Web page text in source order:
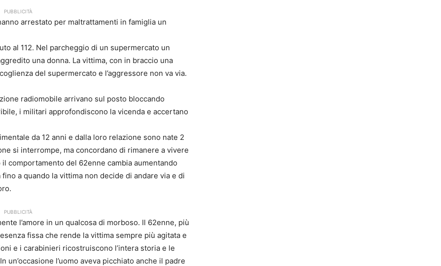
PUBBLICITÀ
arrestato per maltrattamenti in famiglia un
al 112. Nel parcheggio di un supermercato un
una donna. La vittima, con in braccio una
del supermercato e l’aggressore non va via.
radiomobile arrivano sul posto bloccando
i militari approfondiscono la vicenda e accertano
da 12 anni e dalla loro relazione sono nate 2
si interrompe, ma concordano di rimanere a vivere
comportamento del 62enne cambia aumentando
a quando la vittima non decide di andare via e di
PUBBLICITÀ
l’amore in un qualcosa di morboso. Il 62enne, più
fissa che rende la vittima sempre più agitata e
e i carabinieri ricostruiscono l’intera storia e le
l’uomo aveva picchiato anche il padre